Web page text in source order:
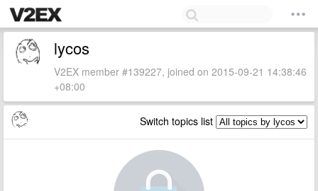
lycos
V2EX member #139227, joined on 2015-09-21 14:38:46
+08:00
Switch topics list